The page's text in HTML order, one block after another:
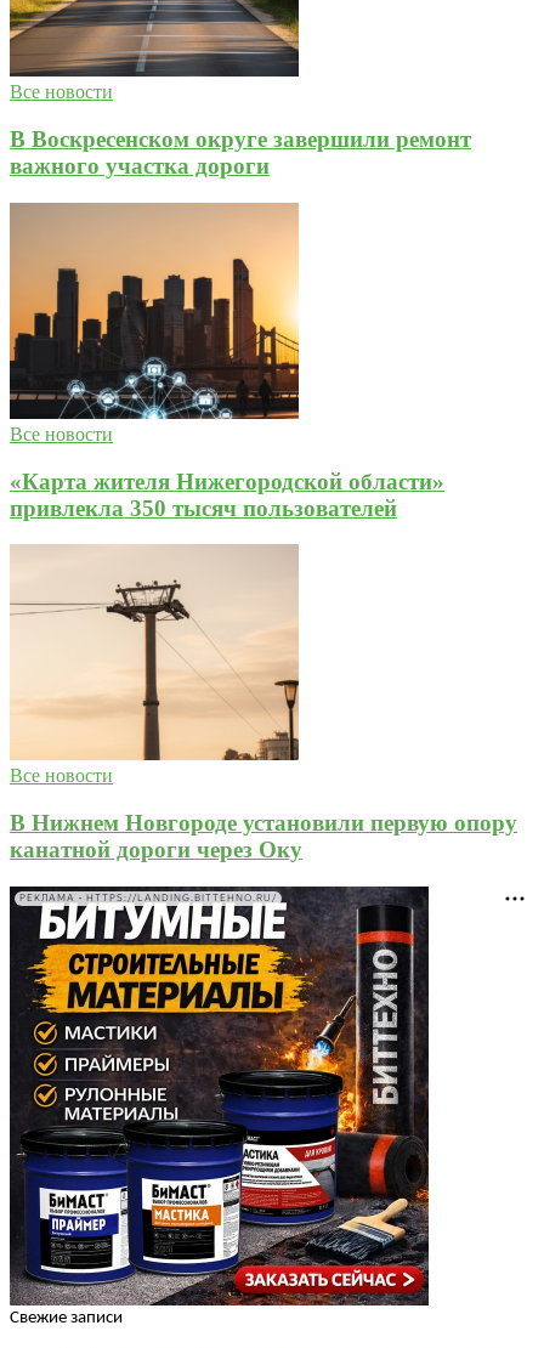
Все новости
В Воскресенском округе завершили ремонт
важного участка дороги
Все новости
«Карта жителя Нижегородской области»
привлекла 350 тысяч пользователей
Все новости
В Нижнем Новгороде установили первую опору
канатной дороги через Оку
РЕКЛАМА • HTTPS://LANDING.BITTEHNO.RU/
Свежие записи